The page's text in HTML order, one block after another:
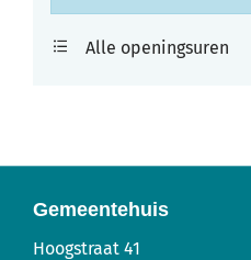
Alle openingsuren
Gemeentehuis
Gemeentehuis
Adres
Hoogstraat 41
Tel.
E-